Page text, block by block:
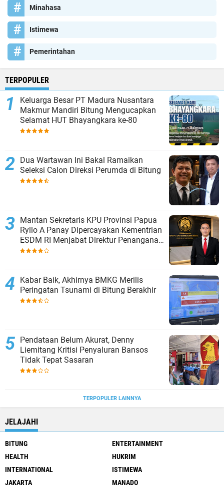
Minahasa
Istimewa
Pemerintahan
TERPOPULER
Keluarga Besar PT Madura Nusantara
Makmur Mandiri Bitung Mengucapkan
Selamat HUT Bhayangkara ke-80
Dua Wartawan Ini Bakal Ramaikan
Seleksi Calon Direksi Perumda di Bitung
Mantan Sekretaris KPU Provinsi Papua
Ryllo A Panay Dipercayakan Kementrian
ESDM RI Menjabat Direktur Penanganan
Aset Barang Bukti
Kabar Baik, Akhirnya BMKG Merilis
Peringatan Tsunami di Bitung Berakhir
Pendataan Belum Akurat, Denny
Liemitang Kritisi Penyaluran Bansos
Tidak Tepat Sasaran
TERPOPULER LAINNYA
JELAJAHI
BITUNG
ENTERTAINMENT
HEALTH
HUKRIM
INTERNATIONAL
ISTIMEWA
JAKARTA
MANADO